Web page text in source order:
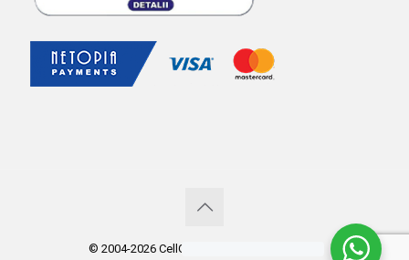
© 2004-2026 CellGSM. Copyright CellGSM.ro